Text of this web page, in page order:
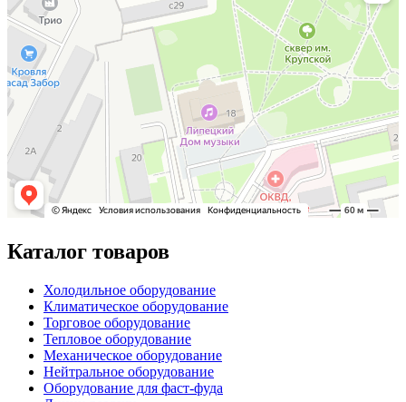
Каталог товаров
Холодильное оборудование
Климатическое оборудование
Торговое оборудование
Тепловое оборудование
Механическое оборудование
Нейтральное оборудование
Оборудование для фаст-фуда